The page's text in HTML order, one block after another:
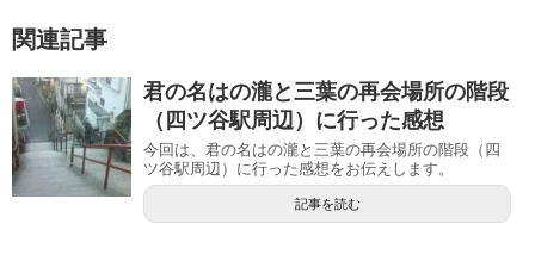
関連記事
君の名はの瀧と三葉の再会場所の階段
（四ツ谷駅周辺）に行った感想
今回は、君の名はの瀧と三葉の再会場所の階段（四
ツ谷駅周辺）に行った感想をお伝えします。
記事を読む